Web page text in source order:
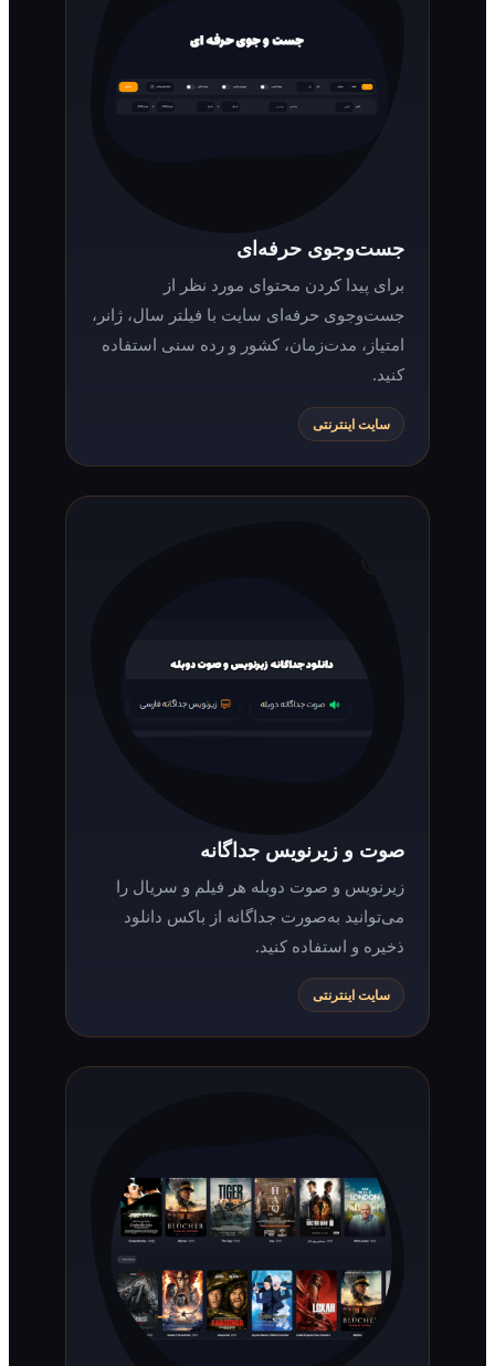
جست‌وجوی حرفه‌ای
برای پیدا کردن محتوای مورد نظر از
جست‌وجوی حرفه‌ای سایت با فیلتر سال، ژانر،
امتیاز، مدت‌زمان، کشور و رده سنی استفاده
سایت اینترنتی
صوت و زیرنویس جداگانه
زیرنویس و صوت دوبله هر فیلم و سریال را
می‌توانید به‌صورت جداگانه از باکس دانلود
ذخیره و استفاده کنید.
سایت اینترنتی